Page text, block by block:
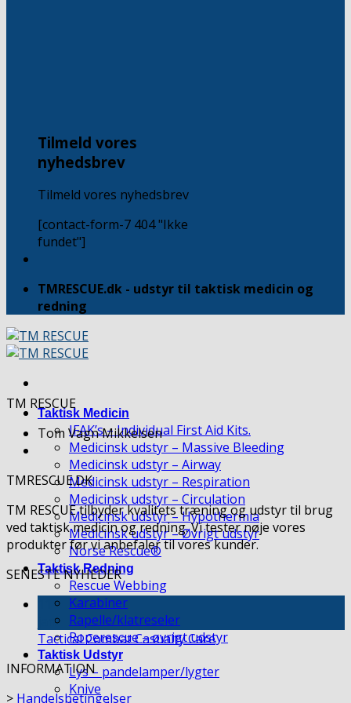
Tilmeld vores
nyhedsbrev
Tilmeld vores nyhedsbrev
[contact-form-7 404 "Ikke
fundet"]
TMRESCUE.dk - udstyr til taktisk medicin og
redning
Taktisk Medicin
IFAK’s – Individual First Aid Kits.
Medicinsk udstyr – Massive Bleeding
Medicinsk udstyr – Airway
Medicinsk udstyr – Respiration
Medicinsk udstyr – Circulation
Medicinsk udstyr – Hypothermia
Medicinsk udstyr – Øvrigt udstyr
Norse Rescue®
Taktisk Redning
Rescue Webbing
Karabiner
Rapelle/klatreseler
Roperescue – øvrigt udstyr
Taktisk Udstyr
Lys – pandelamper/lygter
Knive
TM RESCUE
Tom Vagn Mikkelsen
TMRESCUE.DK
TM RESCUE tilbyder kvalitets træning og udstyr til brug
ved taktisk medicin og redning. Vi tester nøje vores
produkter før vi anbefaler til vores kunder.
SENESTE NYHEDER
jan
Tactical Combat Casualty Care
INFORMATION
> Handelsbetingelser